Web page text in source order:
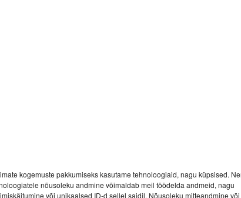
kogemuste pakkumiseks kasutame tehnoloogiaid, nagu küpsised.
nõusoleku andmine võimaldab meil töödelda andmeid, nagu
või unikaalsed ID-d sellel saidil. Nõusoleku mitteandmine